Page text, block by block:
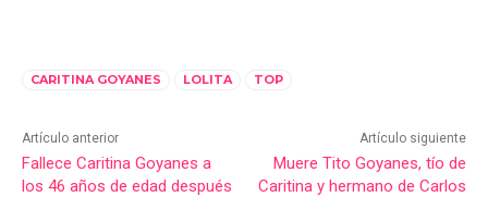
CARITINA GOYANES LOLITA TOP
Artículo anterior
Fallece Caritina Goyanes a
los 46 años de edad después
Artículo siguiente
Muere Tito Goyanes, tío de
Caritina y hermano de Carlos